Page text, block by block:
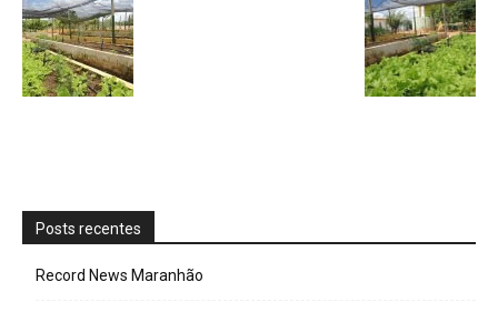
Posts recentes
Record News Maranhão